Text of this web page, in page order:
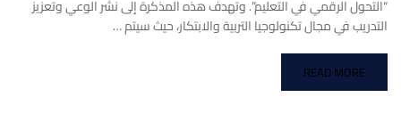
“التحول الرقمي في التعليم”. وتهدف هذه المذكرة إلى نشر الوعي وتعزيز
التدريب في مجال تكنولوجيا التربية والابتكار، حيث سيتم …
READ MORE